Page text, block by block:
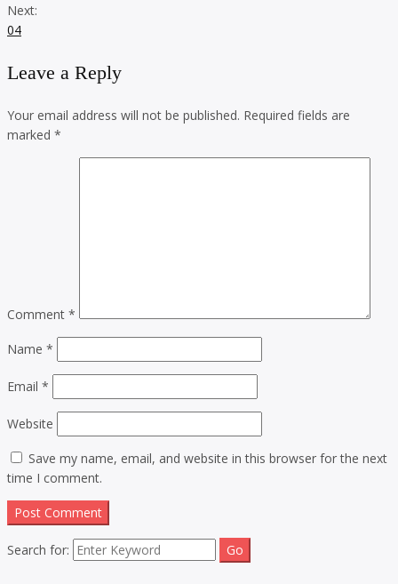
Next:
04
Leave a Reply
Your email address will not be published. Required fields are
marked *
Comment *
Name *
Email *
Website
Save my name, email, and website in this browser for the next
time I comment.
Search for: